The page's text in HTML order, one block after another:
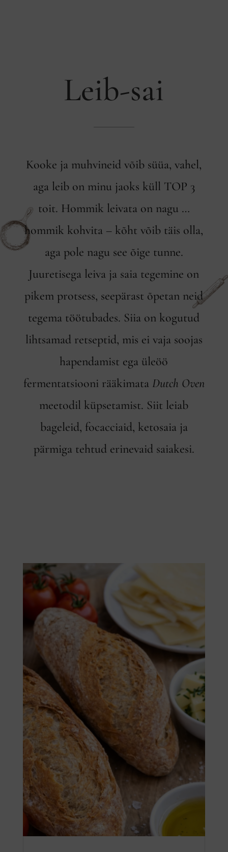
Leib-sai
Kooke ja muhvineid võib süüa, vahel,
aga leib on minu jaoks küll TOP 3
toit. Hommik leivata on nagu …
hommik kohvita – kõht võib täis olla,
aga pole nagu see õige tunne.
Juuretisega leiva ja saia tegemine on
pikem protsess, seepärast õpetan neid
tegema töötubades. Siia on kogutud
lihtsamad retseptid, mis ei vaja soojas
hapendamist ega üleöö
fermentatsiooni rääkimata Dutch Oven
meetodil küpsetamist. Siit leiab
bageleid, focacciaid, ketosaia ja
pärmiga tehtud erinevaid saiakesi.